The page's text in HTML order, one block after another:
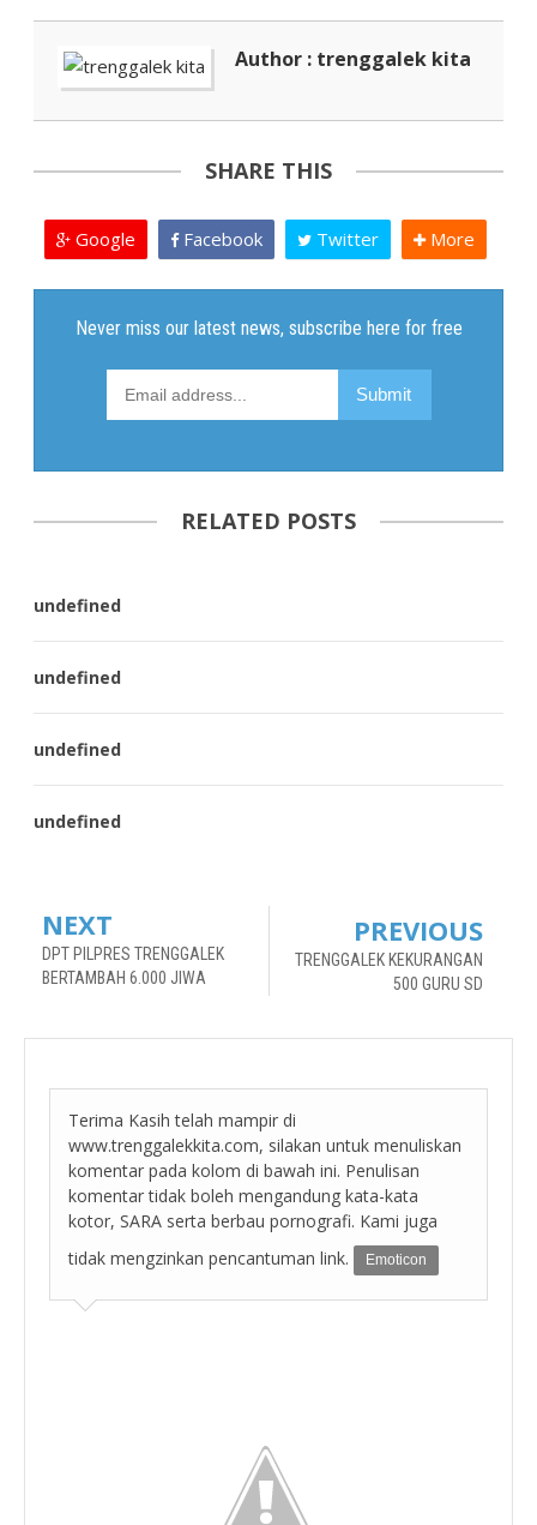
Author : trenggalek kita
SHARE THIS
Google Facebook Twitter More
RELATED POSTS
undefined
undefined
undefined
undefined
NEXT
DPT PILPRES TRENGGALEK
BERTAMBAH 6.000 JIWA
PREVIOUS
TRENGGALEK KEKURANGAN
500 GURU SD
Terima Kasih telah mampir di
www.trenggalekkita.com, silakan untuk menuliskan
komentar pada kolom di bawah ini. Penulisan
komentar tidak boleh mengandung kata-kata
kotor, SARA serta berbau pornografi. Kami juga
tidak mengzinkan pencantuman link.
Emoticon